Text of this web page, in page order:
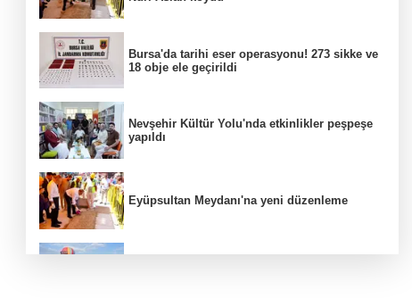
Bursa'da tarihi eser operasyonu! 273 sikke ve
18 obje ele geçirildi
Nevşehir Kültür Yolu'nda etkinlikler peşpeşe
yapıldı
Eyüpsultan Meydanı'na yeni düzenleme